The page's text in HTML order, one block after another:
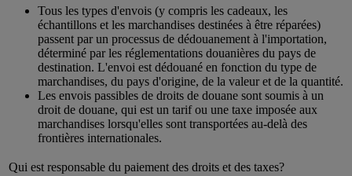
Tous les types d'envois (y compris les cadeaux, les
échantillons et les marchandises destinées à être réparées)
passent par un processus de dédouanement à l'importation,
déterminé par les réglementations douanières du pays de
destination. L'envoi est dédouané en fonction du type de
marchandises, du pays d'origine, de la valeur et de la quantité.
Les envois passibles de droits de douane sont soumis à un
droit de douane, qui est un tarif ou une taxe imposée aux
marchandises lorsqu'elles sont transportées au-delà des
frontières internationales.
Qui est responsable du paiement des droits et des taxes?